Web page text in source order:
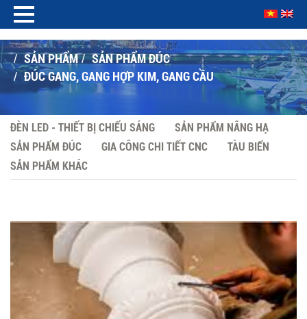
/ SẢN PHẨM/SẢN PHẨM ĐÚC
/ ĐÚC GANG, GANG HỢP KIM, GANG CẦU
ĐÈN LED - THIẾT BỊ CHIẾU SÁNG
SẢN PHẨM NÂNG HẠ
SẢN PHẨM ĐÚC
GIA CÔNG CHI TIẾT CNC
TÀU BIỂN
SẢN PHẨM KHÁC